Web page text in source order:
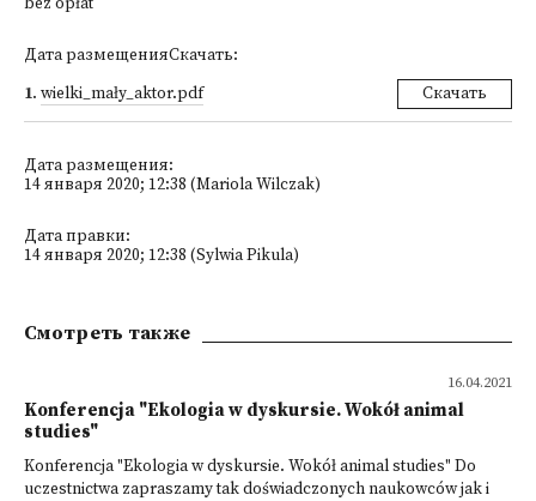
bez opłat
Дата размещенияСкачать:
1. wielki_mały_aktor.pdf Скачать
Дата размещения:
14 января 2020; 12:38 (Mariola Wilczak)
Дата правки:
14 января 2020; 12:38 (Sylwia Pikula)
Смотреть также
16.04.2021
Konferencja "Ekologia w dyskursie. Wokół animal
studies"
Konferencja "Ekologia w dyskursie. Wokół animal studies" Do
uczestnictwa zapraszamy tak doświadczonych naukowców jak i